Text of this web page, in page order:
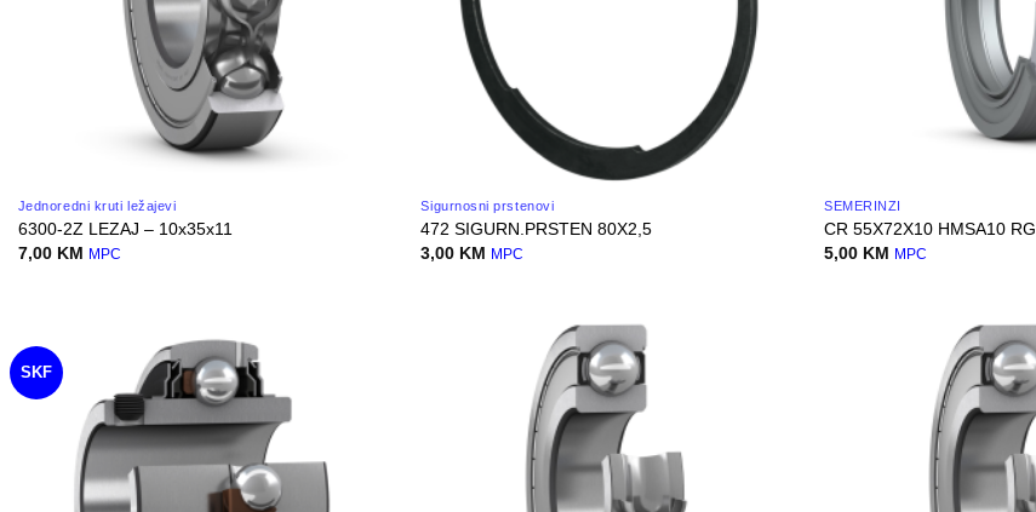
Jednoredni kruti ležajevi
6300-2Z LEZAJ – 10x35x11
7,00 KM MPC
Sigurnosni prstenovi
472 SIGURN.PRSTEN 80X2,5
3,00 KM MPC
SEMERINZI
CR 55X72X10 HMSA10 RG
5,00 KM MPC
SKF